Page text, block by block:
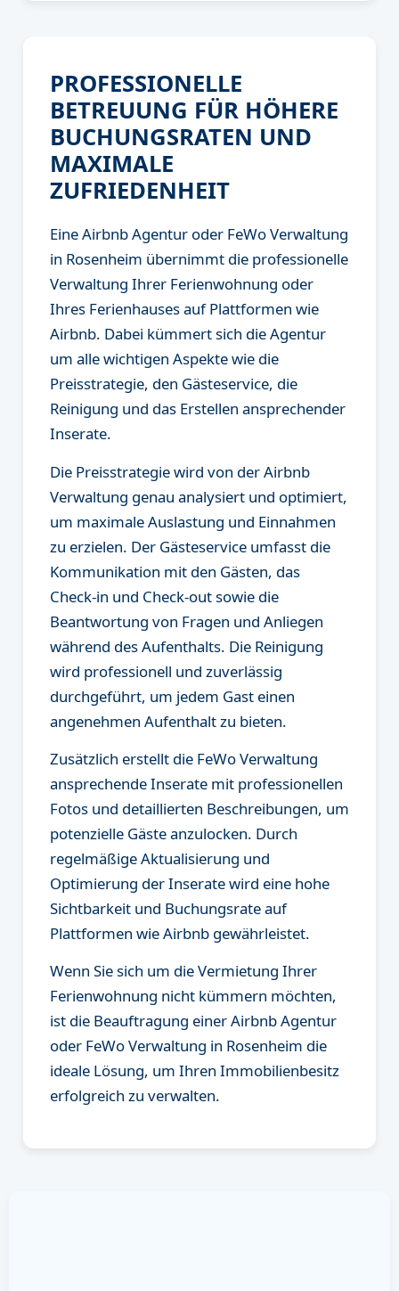
PROFESSIONELLE
BETREUUNG FÜR HÖHERE
BUCHUNGSRATEN UND
MAXIMALE
ZUFRIEDENHEIT
Eine Airbnb Agentur oder FeWo Verwaltung
in Rosenheim übernimmt die professionelle
Verwaltung Ihrer Ferienwohnung oder
Ihres Ferienhauses auf Plattformen wie
Airbnb. Dabei kümmert sich die Agentur
um alle wichtigen Aspekte wie die
Preisstrategie, den Gästeservice, die
Reinigung und das Erstellen ansprechender
Inserate.
Die Preisstrategie wird von der Airbnb
Verwaltung genau analysiert und optimiert,
um maximale Auslastung und Einnahmen
zu erzielen. Der Gästeservice umfasst die
Kommunikation mit den Gästen, das
Check-in und Check-out sowie die
Beantwortung von Fragen und Anliegen
während des Aufenthalts. Die Reinigung
wird professionell und zuverlässig
durchgeführt, um jedem Gast einen
angenehmen Aufenthalt zu bieten.
Zusätzlich erstellt die FeWo Verwaltung
ansprechende Inserate mit professionellen
Fotos und detaillierten Beschreibungen, um
potenzielle Gäste anzulocken. Durch
regelmäßige Aktualisierung und
Optimierung der Inserate wird eine hohe
Sichtbarkeit und Buchungsrate auf
Plattformen wie Airbnb gewährleistet.
Wenn Sie sich um die Vermietung Ihrer
Ferienwohnung nicht kümmern möchten,
ist die Beauftragung einer Airbnb Agentur
oder FeWo Verwaltung in Rosenheim die
ideale Lösung, um Ihren Immobilienbesitz
erfolgreich zu verwalten.